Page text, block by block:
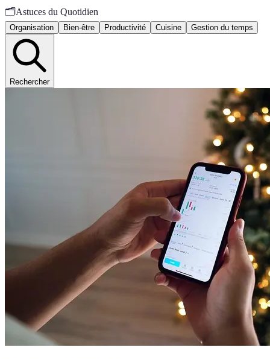
🗂️Astuces du Quotidien
Organisation Bien-être Productivité Cuisine Gestion du temps
Rechercher